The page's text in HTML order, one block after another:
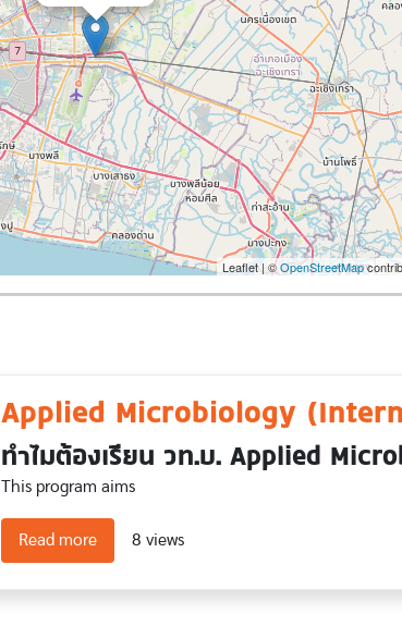
Leaflet | ©OpenStreetMap
Applied Microbiology
ทำไมต้องเรียน วท.บ. Applied
This program aims
Read moreabout Applied Microbiology (International
8 views